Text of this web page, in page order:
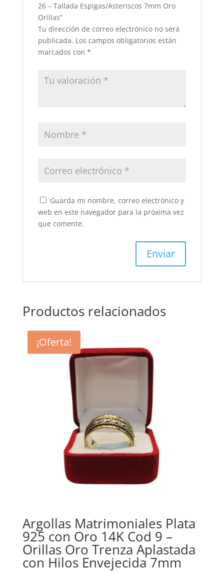
26 – Tallada Espigas/Asteriscos 7mm Oro
Orillas”
Tu dirección de correo electrónico no será
publicada. Los campos obligatorios están
marcados con *
Guarda mi nombre, correo electrónico y
web en este navegador para la próxima vez
que comente.
Productos relacionados
¡Oferta!
Argollas Matrimoniales Plata
925 con Oro 14K Cod 9 –
Orillas Oro Trenza Aplastada
con Hilos Envejecida 7mm